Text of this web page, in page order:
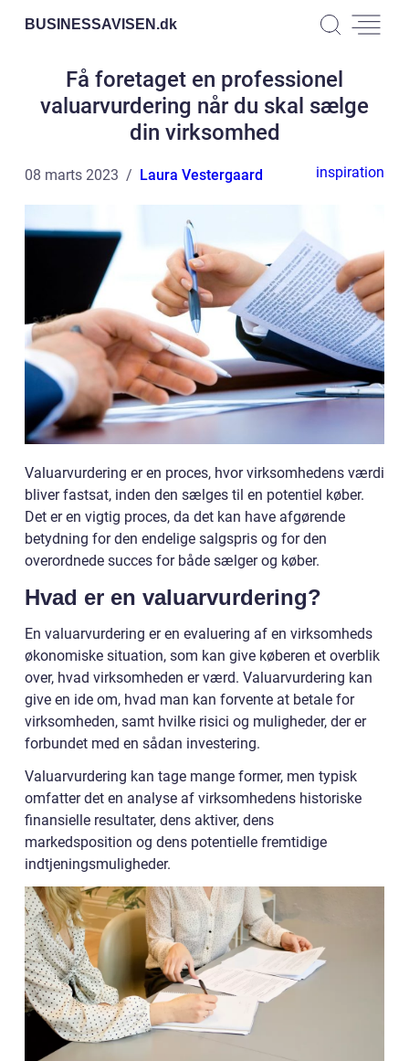
BUSINESSAVISEN.dk
Få foretaget en professionel
valuarvurdering når du skal sælge
din virksomhed
08 marts 2023 Laura Vestergaard inspiration
Valuarvurdering er en proces, hvor virksomhedens værdi
bliver fastsat, inden den sælges til en potentiel køber.
Det er en vigtig proces, da det kan have afgørende
betydning for den endelige salgspris og for den
overordnede succes for både sælger og køber.
Hvad er en valuarvurdering?
En valuarvurdering er en evaluering af en virksomheds
økonomiske situation, som kan give køberen et overblik
over, hvad virksomheden er værd. Valuarvurdering kan
give en ide om, hvad man kan forvente at betale for
virksomheden, samt hvilke risici og muligheder, der er
forbundet med en sådan investering.
Valuarvurdering kan tage mange former, men typisk
omfatter det en analyse af virksomhedens historiske
finansielle resultater, dens aktiver, dens
markedsposition og dens potentielle fremtidige
indtjeningsmuligheder.